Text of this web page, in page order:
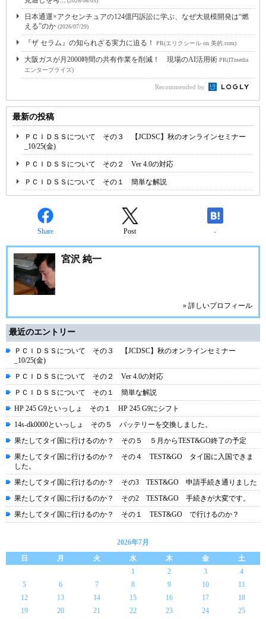
日本通運×アクセンチュアの124億円訴訟に学ぶ、なぜ大規模開発は“燃
える”のか (2026/07/29)
『ザ セラム』の知られざる実力に迫る！ PR(エリクシール on 美的.com)
大阪ガスが月2000時間の共有作業を削減！ 現場のAI活用術 PR(ITmedia
エンタープライズ)
Recommended by
最新の投稿
ＰＣＩＤＳＳについて その３ 【JCDSC】秋のオンラインセミナー
_10/25(金)
ＰＣＩＤＳＳについて その２ Ver 4.0の対応
ＰＣＩＤＳＳについて その１ 簡単な解説
Share Post -
宮沢 純一
» 詳しいプロフィール
最近のエントリー
ＰＣＩＤＳＳについて その３ 【JCDSC】秋のオンラインセミナー
_10/25(金)
ＰＣＩＤＳＳについて その２ Ver 4.0の対応
ＰＣＩＤＳＳについて その１ 簡単な解説
HP 245 G9といっしょ その１ HP 245 G9にシフト
14s-dk0000といっしょ その５ バッテリーを交換しました。
果たしてタイ国に行けるのか？ その５ ５月からTEST&GO終了の予定
果たしてタイ国に行けるのか？ その４ TEST&GO タイ国に入国できま
した。
果たしてタイ国に行けるのか？ その3 TEST&GO 申請手続き通りました
果たしてタイ国に行けるのか？ その2 TEST&GO 手続きが大変です。
果たしてタイ国に行けるのか？ その１ TEST&GO で行けるのか？
2026年7月
日
月 火 水 木 金
土
1
2 3
4
5
6 7 8 9 10
11
12
13 14 15 16 17
18
19
20 21 22 23 24
25